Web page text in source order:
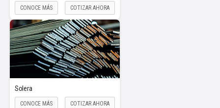
CONOCE MÁS COTIZAR AHORA
Solera
CONOCE MÁS COTIZAR AHORA